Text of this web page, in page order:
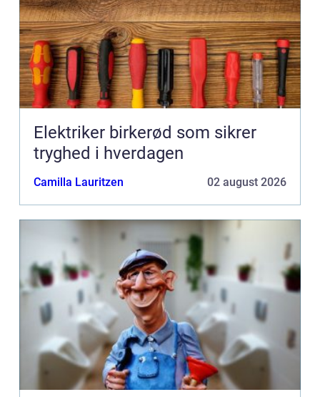
Elektriker birkerød som sikrer
tryghed i hverdagen
Camilla Lauritzen 02 august 2026